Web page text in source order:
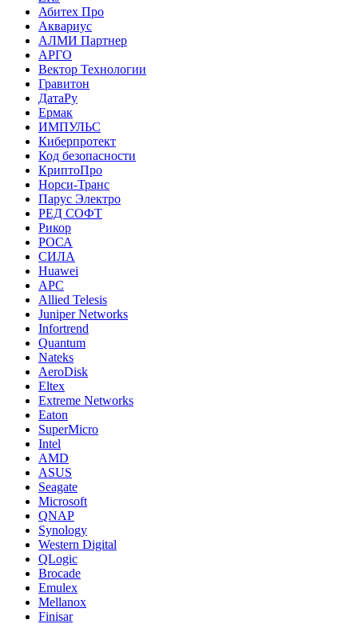
Абитех Про
Аквариус
АЛМИ Партнер
АРГО
Вектор Технологии
Гравитон
ДатаРу
Ермак
ИМПУЛЬС
Киберпротект
Код безопасности
КриптоПро
Норси-Транс
Парус Электро
РЕД СОФТ
Рикор
РОСА
СИЛА
Huawei
APC
Allied Telesis
Juniper Networks
Infortrend
Quantum
Nateks
AeroDisk
Eltex
Extreme Networks
Eaton
SuperMicro
Intel
AMD
ASUS
Seagate
Microsoft
QNAP
Synology
Western Digital
QLogic
Brocade
Emulex
Mellanox
Finisar